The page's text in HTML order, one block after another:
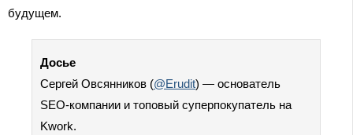
будущем.
Досье
Сергей Овсянников (@Erudit) — основатель
SEO-компании и топовый суперпокупатель на
Kwork.